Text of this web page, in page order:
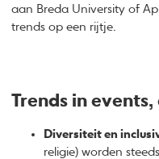
aan Breda University of
trends op een rijtje.
Trends in
Diversiteit en
religie) worden